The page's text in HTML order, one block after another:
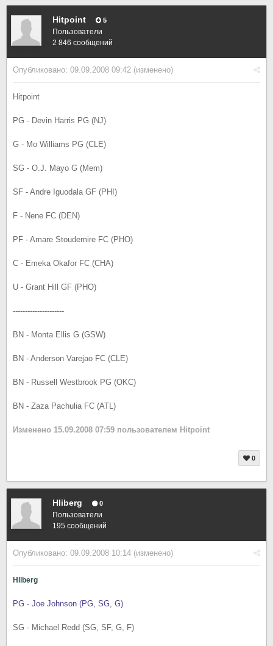
Hitpoint 5
Пользователи
2 846 сообщений
Опубликовано: 09.09.2008 09:42 (изменено)
Hitpoint
PG - Devin Harris PG (NJ)
G - Mo Williams PG (CLE)
SG - O.J. Mayo G (Mem)
SF - Andre Iguodala GF (PHI)
F - Nene FC (DEN)
PF - Amare Stoudemire FC (PHO)
C - Emeka Okafor FC (CHA)
U - Grant Hill GF (PHO)
---------------------
BN - Monta Ellis G (GSW)
BN - Anderson Varejao FC (CLE)
BN - Russell Westbrook PG (OKC)
BN - Zaza Pachulia FC (ATL)
Изменено 15.09.2008 07:59 пользователем Hitpoint
0
Hliberg 0
Пользователи
195 сообщений
Опубликовано: 09.09.2008 10:14 (изменено)
Hliberg
PG - Joe Johnson (PG, SG, G)
SG - Michael Redd (SG, SF, G, F)